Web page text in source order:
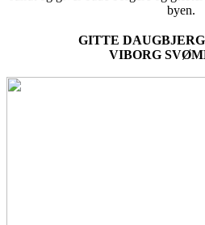
byen.
GITTE
VIBORG